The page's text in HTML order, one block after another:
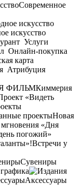
Современное
искусство
Услуги
Онлайн-покупка
карта
Атрибуция
ФИЛЬМКиммерия
«Видеть
проектыНовая
«Дня
погожий»
Встречи у
Сувениры
Аксессуары